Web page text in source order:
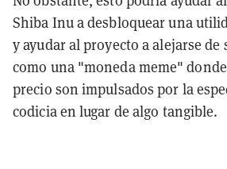
Shiba Inu a desbloquear una
y ayudar al proyecto a alejarse de
como una "moneda meme"
precio son impulsados por la
codicia en lugar de algo tangible.